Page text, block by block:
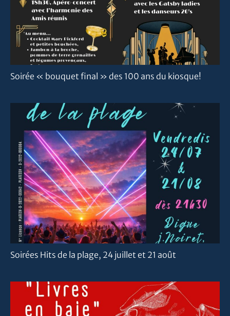
Soirée « bouquet final » des 100 ans du kiosque!
Soirées Hits de la plage, 24 juillet et 21 août